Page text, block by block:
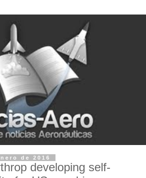
de 2016
developing self-